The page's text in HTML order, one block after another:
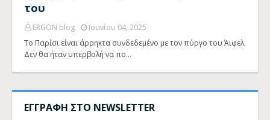
του
ERGON blog
Ιουνίου 04, 2025
Το Παρίσι είναι άρρηκτα συνδεδεμένο με τον πύργο του Άιφελ.
Δεν θα ήταν υπερβολή να πο…
ΕΓΓΡΑΦΗ ΣΤΟ NEWSLETTER